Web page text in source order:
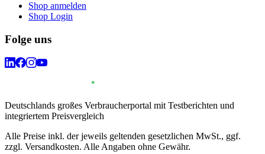
Shop anmelden
Shop Login
Folge uns
Deutschlands großes Verbraucherportal mit Testberichten und
integriertem Preisvergleich
Alle Preise inkl. der jeweils geltenden gesetzlichen MwSt., ggf.
zzgl. Versandkosten. Alle Angaben ohne Gewähr.